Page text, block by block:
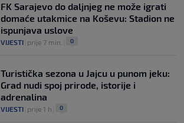
FK Sarajevo do daljnjeg ne može igrati
domaće utakmice na Koševu: Stadion ne
ispunjava uslove
VIJESTI prije 7 min. 0
Turistička sezona u Jajcu u punom jeku:
Grad nudi spoj prirode, istorije i
adrenalina
VIJESTI prije 1 h 0